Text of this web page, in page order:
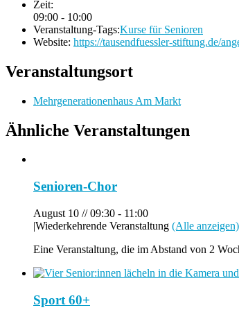
Zeit:
09:00 - 10:00
Veranstaltung-Tags:Kurse für Senioren
Website: https://tausendfuessler-stiftung.de/
Veranstaltungsort
Mehrgenerationenhaus Am Markt
Ähnliche Veranstaltungen
Senioren-Chor
August 10 // 09:30 - 11:00
|Wiederkehrende Veranstaltung (Alle anzeigen)
Eine Veranstaltung, die im Abstand von 2
Sport 60+